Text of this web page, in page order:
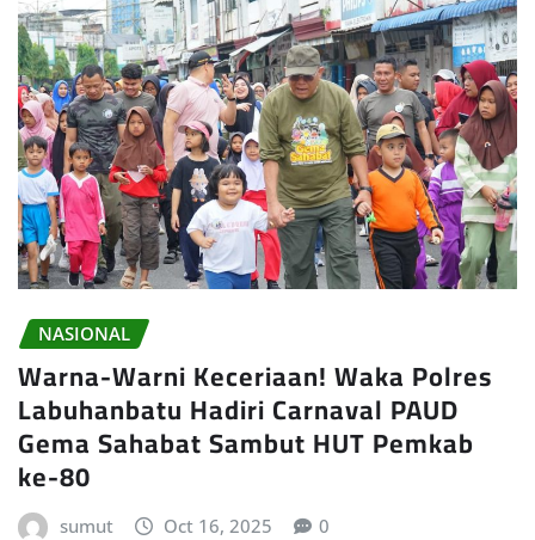
NASIONAL
Warna-Warni Keceriaan! Waka Polres
Labuhanbatu Hadiri Carnaval PAUD
Gema Sahabat Sambut HUT Pemkab
ke-80
sumut Oct 16, 2025 0